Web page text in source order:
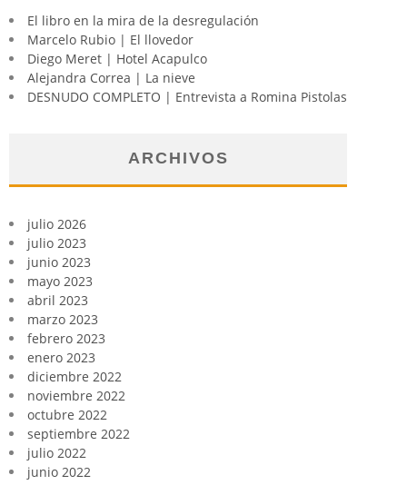
El libro en la mira de la desregulación
Marcelo Rubio | El llovedor
Diego Meret | Hotel Acapulco
Alejandra Correa | La nieve
DESNUDO COMPLETO | Entrevista a Romina Pistolas
ARCHIVOS
julio 2026
julio 2023
junio 2023
mayo 2023
abril 2023
marzo 2023
febrero 2023
enero 2023
diciembre 2022
noviembre 2022
octubre 2022
septiembre 2022
julio 2022
junio 2022